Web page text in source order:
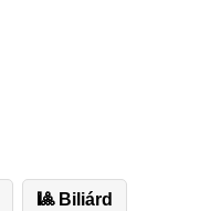
🎱 Biliárd